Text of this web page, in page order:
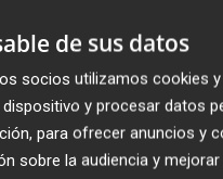
confianza. El
Guastadisegno, en
de sus datos
socios utilizamos cookies
y procesar datos
para ofrecer anuncios y
sobre la audiencia y